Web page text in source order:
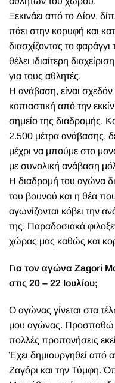
Ξεκινάει από το Δίον,
πάει στην κορυφή και
διασχίζοντας το
θέλει ιδιαίτερη
για τους αθλητές.
Η ανάβαση, είναι σχεδόν
κοπιαστική από την
σημείο της διαδρομής.
2.500 μέτρα ανάβασης,
μέχρι να μπούμε στο
με συνολική ανάβαση
Η διαδρομή του αγώνα
του βουνού και η θέα
αγωνίζονται κόβει την
της. Παραδοσιακά
χώρας μας καθώς και
Για τον αγώνα Zagori
στις 20 – 22 Ιουλίου;
Ο αγώνας γίνεται στα
μου αγώνας. Προσπαθώ
πολλές προπονήσεις
Έχει δημιουργηθεί από
Ζαγόρι και την Τύμφη.